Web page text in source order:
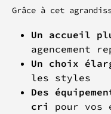
Grâce à cet
Un accueil
agencement
Un choix
les styles
Des
cri
pour vos